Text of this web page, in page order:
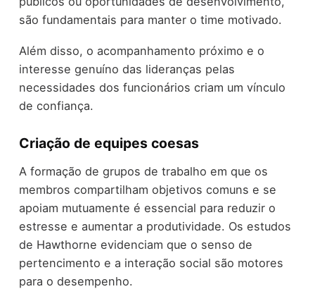
são fundamentais para manter o time motivado.
Além disso, o acompanhamento próximo e o
interesse genuíno das lideranças pelas
necessidades dos funcionários criam um vínculo
de confiança.
Criação de equipes coesas
A formação de grupos de trabalho em que os
membros compartilham objetivos comuns e se
apoiam mutuamente é essencial para reduzir o
estresse e aumentar a produtividade. Os estudos
de Hawthorne evidenciam que o senso de
pertencimento e a interação social são motores
para o desempenho.